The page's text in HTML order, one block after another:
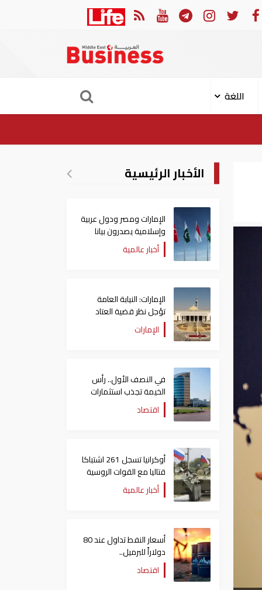
تجذب استثمارات تتجاوز 771 مليون درهم
اللغة
الأخبار الرئيسية
الإمارات ومصر ودول عربية
وإسلامية يصدرون بيانا
مشتركا بشأن الانتهاكات
الإسرائيلية في غزة
أخبار عالمية
الإمارات: النيابة العامة
تؤجل نظر قضية العتاد
العسكري للسودان
الإمارات
في النصف الأول.. رأس
الخيمة تجذب استثمارات
تتجاوز 771 مليون درهماقتصاد
أوكرانيا تسجل 261 اشتباكا
قتاليا مع القوات الروسية
أخبار عالمية
أسعار النفط تداول عند 80
دولاراً للبرميل..
وتراجع الأسهم الأمريكية
اقتصاد